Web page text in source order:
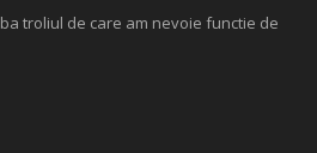
troliul de care am nevoie functie de